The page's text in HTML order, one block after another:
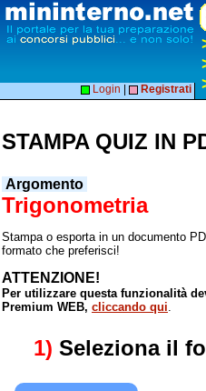
Login Registrati
STAMPA QUIZ IN
Argomento
Trigonometria
Stampa o esporta in un documento
formato che preferisci!
ATTENZIONE!
Per utilizzare questa funzionalità
Premium WEB, cliccando qui
1) Seleziona il